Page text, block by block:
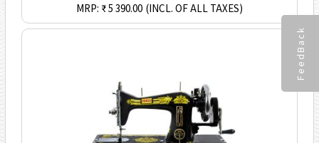
FeedBack
MRP: ₹ 5 390.00 (INCL. OF ALL TAXES)